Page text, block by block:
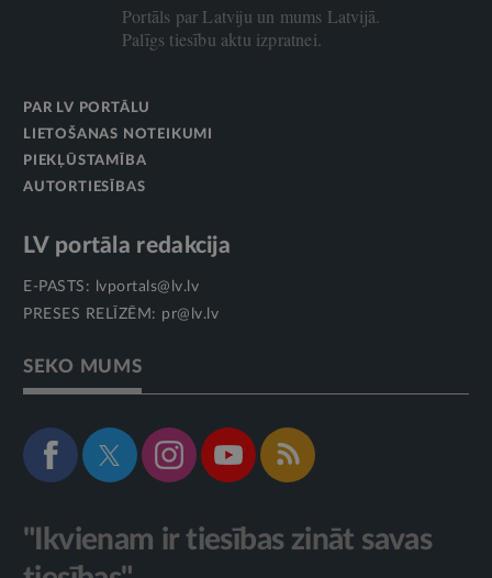
Portāls par Latviju un mums Latvijā.
Palīgs tiesību aktu izpratnei.
PAR LV PORTĀLU
LIETOŠANAS NOTEIKUMI
PIEKĻŪSTAMĪBA
AUTORTIESĪBAS
LV portāla redakcija
E-PASTS:
lvportals@lv.lv
PRESES RELĪZĒM: pr@lv.lv
SEKO MUMS
"Ikvienam ir tiesības zināt savas